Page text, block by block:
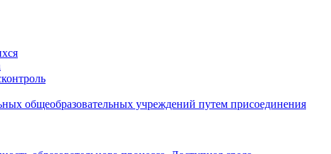
общеобразовательных учреждений путем присоединения